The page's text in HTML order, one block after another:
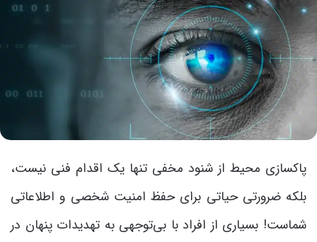
پاکسازی محیط از شنود مخفی تنها یک اقدام فنی نیست،
بلکه ضرورتی حیاتی برای حفظ امنیت شخصی و اطلاعاتی
شماست! بسیاری از افراد با بی‌توجهی به تهدیدات پنهان در